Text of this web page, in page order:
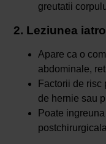
greutatii
2. Leziunea
Apare ca o
abdominale,
Factorii de risc
de hernie sau
Poate